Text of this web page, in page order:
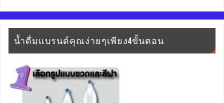
น้ำดื่มแบรนด์คุณง่ายๆเพียง4ขั้นตอน